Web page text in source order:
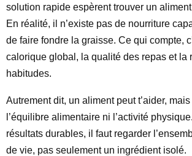
solution rapide espèrent trouver un aliment
En réalité, il n’existe pas de nourriture
de faire fondre la graisse. Ce qui compte,
calorique global, la qualité des repas et la
habitudes.
Autrement dit, un aliment peut t’aider,
l’équilibre alimentaire ni l’activité
résultats durables, il faut regarder
de vie, pas seulement un ingrédient isolé.